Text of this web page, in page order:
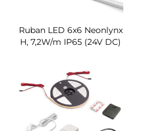
Ruban LED 6x6 Neonlynx
H, 7,2W/m IP65 (24V DC)